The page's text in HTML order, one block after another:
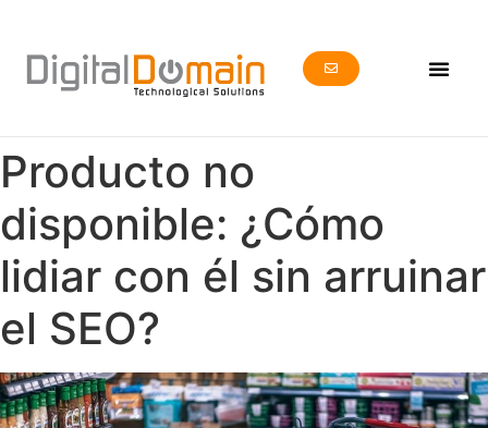
Producto no
disponible: ¿Cómo
lidiar con él sin arruinar
el SEO?